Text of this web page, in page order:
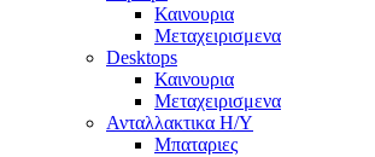
Καινουρια
Μεταχειρισμενα
Desktops
Καινουρια
Μεταχειρισμενα
Ανταλλακτικα H/Y
Μπαταριες